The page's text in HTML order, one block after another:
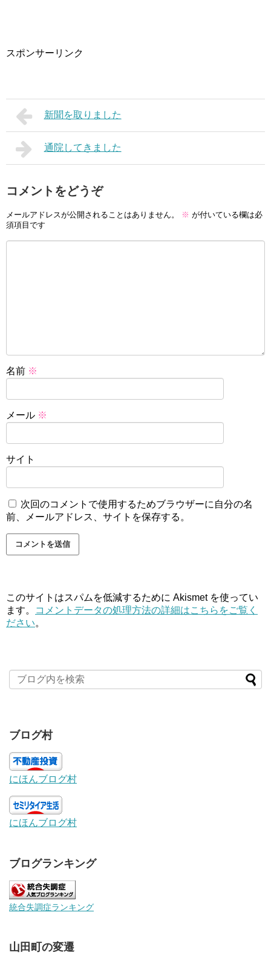
スポンサーリンク
新聞を取りました
通院してきました
コメントをどうぞ
メールアドレスが公開されることはありません。 ※ が付いている欄は必
須項目です
名前 ※
メール ※
サイト
次回のコメントで使用するためブラウザーに自分の名
前、メールアドレス、サイトを保存する。
このサイトはスパムを低減するために Akismet を使ってい
ます。
コメントデータの処理方法の詳細はこちらをご覧く
ださい。
ブログ村
にほんブログ村
にほんブログ村
ブログランキング
統合失調症ランキング
山田町の変遷